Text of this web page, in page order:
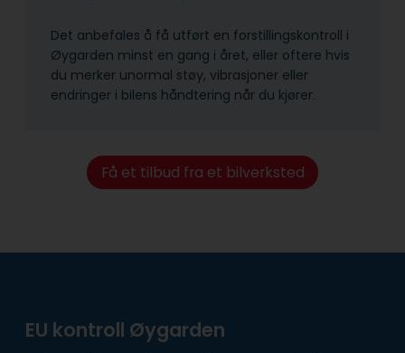
Det anbefales å få utført en forstillingskontroll i
Øygarden minst en gang i året, eller oftere hvis
du merker unormal støy, vibrasjoner eller
endringer i bilens håndtering når du kjører.
Få et tilbud fra et bilverksted
EU kontroll Øygarden